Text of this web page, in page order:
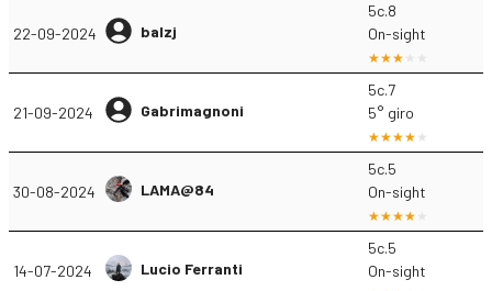
22-09-2024 balzj
5c.8
On-sight
21-09-2024 Gabrimagnoni
5c.7
5° giro
30-08-2024 LAMA@84
5c.5
On-sight
14-07-2024 Lucio Ferranti
5c.5
On-sight